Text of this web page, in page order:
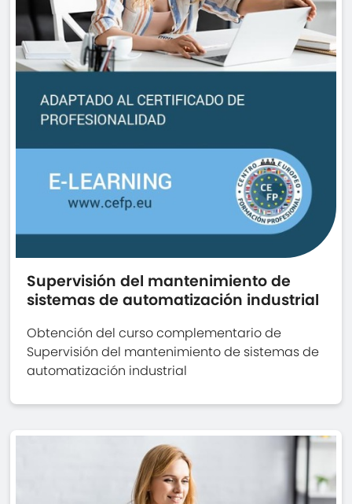
Supervisión del mantenimiento de
sistemas de automatización industrial
Obtención del curso complementario de
Supervisión del mantenimiento de sistemas de
automatización industrial